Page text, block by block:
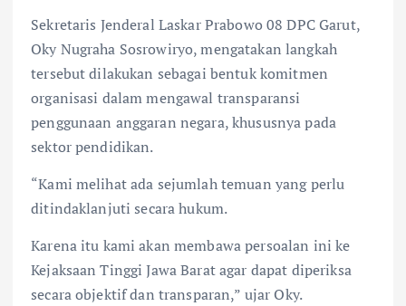
Sekretaris Jenderal Laskar Prabowo 08 DPC Garut,
Oky Nugraha Sosrowiryo, mengatakan langkah
tersebut dilakukan sebagai bentuk komitmen
organisasi dalam mengawal transparansi
penggunaan anggaran negara, khususnya pada
sektor pendidikan.
“Kami melihat ada sejumlah temuan yang perlu
ditindaklanjuti secara hukum.
Karena itu kami akan membawa persoalan ini ke
Kejaksaan Tinggi Jawa Barat agar dapat diperiksa
secara objektif dan transparan,” ujar Oky.